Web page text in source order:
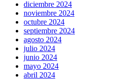
diciembre 2024
noviembre 2024
octubre 2024
septiembre 2024
agosto 2024
julio 2024
junio 2024
mayo 2024
abril 2024